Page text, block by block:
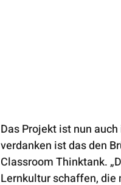
Das Projekt ist nun
verdanken ist das den
Classroom Thinktank.
Lernkultur schaffen,